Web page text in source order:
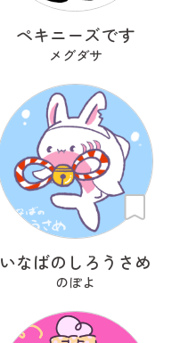
ペキニーズです
メグダサ
いなばのしろうさめ
のぽよ